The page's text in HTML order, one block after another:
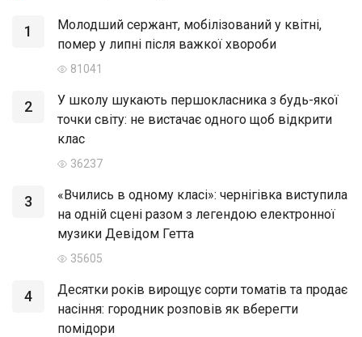
1
Молодший сержант, мобілізований у квітні,
помер у липні після важкої хвороби
81041
2
У школу шукають першокласника з будь-якої
точки світу: не вистачає одного щоб відкрити
клас
36237
3
«Вчились в одному класі»: чернігівка виступила
на одній сцені разом з легендою електронної
музики Девідом Гетта
35605
4
Десятки років вирощує сорти томатів та продає
насіння: городник розповів як вберегти
помідори